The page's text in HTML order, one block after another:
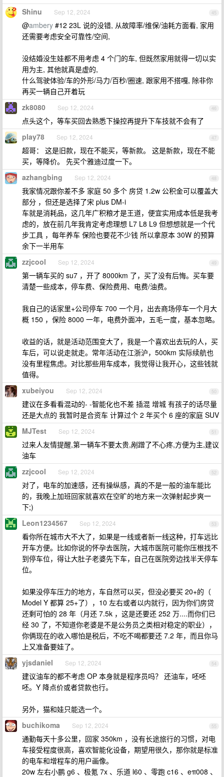
45
Shinu Sep 12, 2024
@ambery #12 23L 说的没错, 从故障率/维保/油耗方面看, 家用
还需要考虑安全可靠性/空间,
没结婚没生娃都不用考虑 4 个门的车, 但既然家用就得一切以实
用为主, 其他就真是虚的,
什么驾驶体验/车的外形/马力/百秒/圈速, 跟家用不搭嘎, 除非你
再买一辆自己开着玩
46
zk8080 Sep 12, 2024
点头这个，等车买回去熟悉下操控再提升下车技就不会有了
47
play78 Sep 12, 2024
超哥： 这是旧款，现在不能买，等新款。 这是新款，现在不能
买，等降价。 先买个雅迪过度一下。
48
azhangbing Sep 12, 2024
我家情况跟你差不多 家庭 50 多个 房贷 1.2w 公积金可以覆盖大
部分 ，但还是选择了宋 plus DM-i
车就是消耗品，这几年广积粮才是王道，便宜实用成本低是我考
虑的，放在前几年我肯定考虑理想 L7 L8 L9 但想想就是一个代
步工具 ，每年养车 保险也要花不少钱 所以拿原本 30W 的预算
余下一半用车
49
zzjcool Sep 12, 2024
第一辆车买的 su7 ，开了 8000km 了，买了没有后悔。买车要
清楚一些成本，停车费、保险费用、电费/油费。
我自己的话家里+公司停车 700 一个月，出去商场停车一个月大
概 150 ，保险 8000 一年，电费外面冲，五毛一度，基本忽略。
收益的话，就是活动范围变大了，我是一个喜欢出去玩的人，买
车后，可以说走就走。常年活动在江浙沪，500km 实际续航也
没有里程焦虑。对比那些用车成本，我觉得让我开心，这些钱就
值得。
50
xubeiyou Sep 12, 2024
建议在多看看混动的- -智能化也不差 插混 增城 有孩子的话尽量
还是大点的 我暂时是合资车 计算过个 2 年买个 6 座的家庭 SUV
51
MJTest Sep 12, 2024
过来人友情提醒,第一辆车不要太贵,剐蹭了不心疼,方便为主,建议
油车
52
zzjcool Sep 12, 2024
对了，电车的加速感，还有操纵感，真的不是一般的油车能比
的，我晚上加班回家就喜欢在空旷的地方来一次弹射起步爽一
下;)
53
Leon1234567 Sep 12, 2024
看你所在城市大不大了，如果是一线或者新一线这种，打车远比
开车方便。比如你说的怀孕去医院，大城市医院可能你压根找不
到停车位，得让大肚子老婆先下车，自己在医院旁边找半天停车
位。
如果没停车压力的地方，车自然可以买，但没必要买 20+的（
Model Y 都算 25+了），10 左右或者以内就行，因为你们房贷
还剩可怕的 28 年（月还 7.5k ，这是还要还 252 万....而你们已
经 30 了，不知道你老婆是不是公务员之类相对稳定的职业），
你俩现在的收入哪怕是税后，不吃不喝都要还 7.2 年，而且你马
上又准备要娃了。
54
yjsdaniel Sep 12, 2024
建议油车的都不考虑 OP 本身就是程序员吗？ 还油车，呸呸
呸。Y 降点价或者贷款也行。
另外，猫和娃只能选一个。
55
buchikoma Sep 12, 2024
通勤每天十多公里，回家 350km ，没有长途旅行的习惯，对电
车接受程度很高，喜欢智能化设备，期望用很久，那你就是标准
的电车和增程车的用户画像。
20w 左右小鹏 g6 、极氪 7x 、乐道 l60 、零跑 c16 、eπ008 、